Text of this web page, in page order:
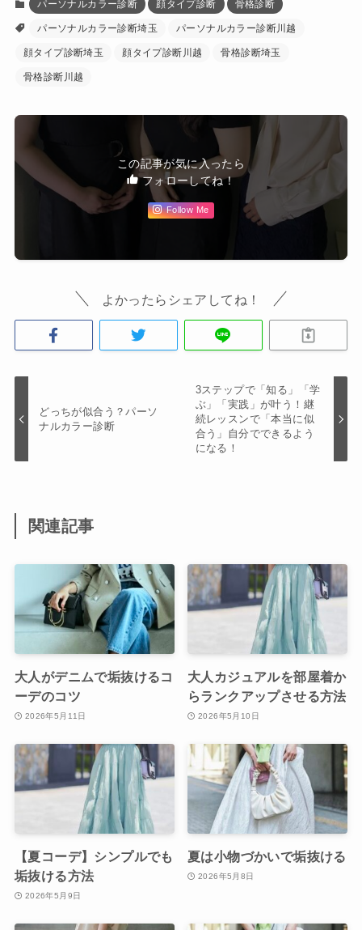
パーソナルカラー診断 顔タイプ診断 骨格診断
パーソナルカラー診断埼玉 パーソナルカラー診断川越
顔タイプ診断埼玉 顔タイプ診断川越 骨格診断埼玉
骨格診断川越
この記事が気に入ったら
フォローしてね！
Follow Me
よかったらシェアしてね！
どっちが似合う？パーソ
ナルカラー診断
3ステップで「知る」「学
ぶ」「実践」が叶う！継
続レッスンで「本当に似
合う」自分でできるよう
になる！
関連記事
大人がデニムで垢抜けるコ
ーデのコツ
2026年5月11日
大人カジュアルを部屋着か
らランクアップさせる方法
2026年5月10日
【夏コーデ】シンプルでも
垢抜ける方法
2026年5月9日
夏は小物づかいで垢抜ける
2026年5月8日